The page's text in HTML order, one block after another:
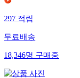
297적립
무료배송
18,346명구매중